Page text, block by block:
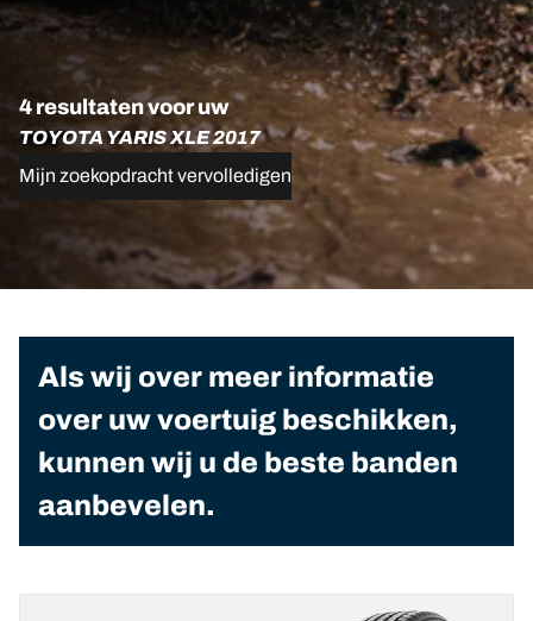
4 resultaten voor uw
TOYOTA YARIS XLE 2017
Mijn zoekopdracht vervolledigen
Als wij over meer informatie
over uw voertuig beschikken,
kunnen wij u de beste banden
aanbevelen.